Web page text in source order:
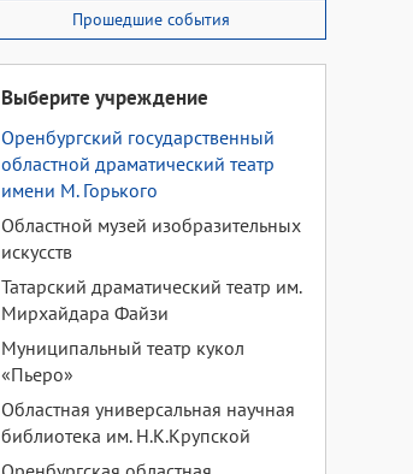
Прошедшие события
Выберите учреждение
Оренбургский государственный
областной драматический театр
имени М. Горького
Областной музей изобразительных
искусств
Татарский драматический театр им.
Мирхайдара Файзи
Муниципальный театр кукол
«Пьеро»
Областная универсальная научная
библиотека им. Н.К.Крупской